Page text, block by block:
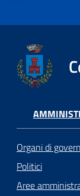
Organi di
Politici
Aree